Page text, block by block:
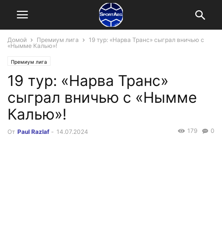
Домой Премиум лига
19 тур: «Нарва Транс» сыграл вничью с
«Нымме Калью»!
Премиум лига
19 тур: «Нарва Транс»
сыграл вничью с «Нымме
Калью»!
От Paul Razlaf - 14.07.2024 0
179